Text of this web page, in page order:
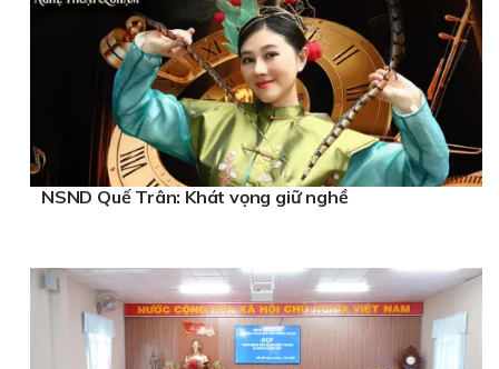
NSND Quế Trân: Khát vọng giữ nghề